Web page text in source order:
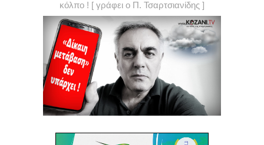
κόλπο ! [ γράφει ο Π. Τσαρτσιανίδης ]